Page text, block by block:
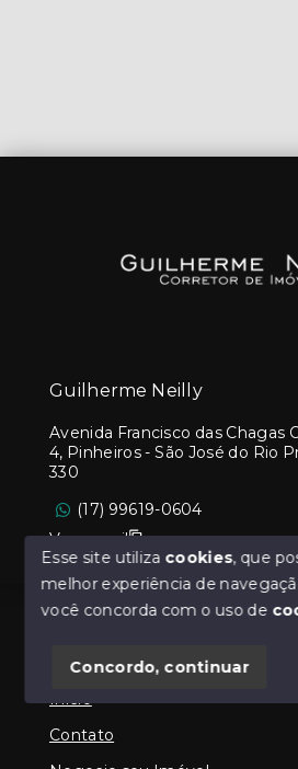
Olá! Estamos
Menu
Contato
Guilherme Neilly
Avenida Francisco das Chagas
4, Pinheiros - São José do Rio
330
(17) 99619-0604
Ver e-mail
Esse site utiliza cookies, que
melhor experiência de
você concorda com o uso de
Concordo, continuar